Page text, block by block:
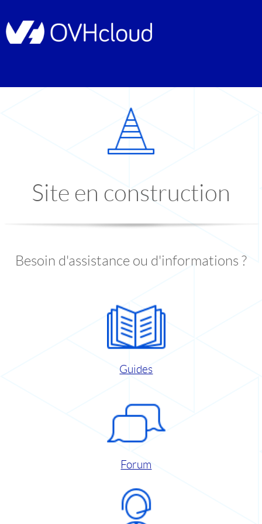
Site en construction
Besoin d'assistance ou d'informations ?
Guides
Forum